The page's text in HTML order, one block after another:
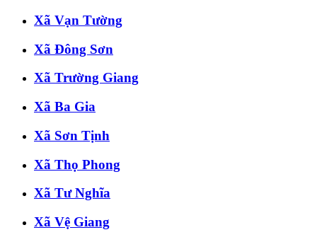
Xã Vạn Tường
Xã Đông Sơn
Xã Trường Giang
Xã Ba Gia
Xã Sơn Tịnh
Xã Thọ Phong
Xã Tư Nghĩa
Xã Vệ Giang